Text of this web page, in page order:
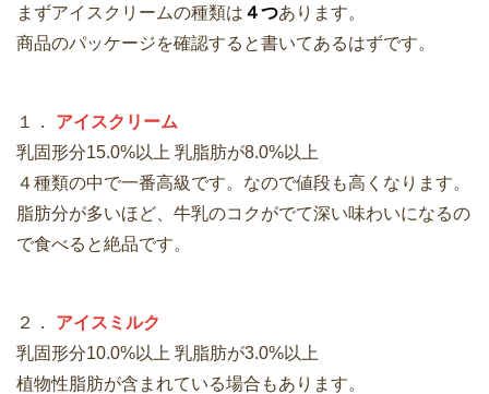
まずアイスクリームの種類は ４つあります。
商品のパッケージを確認すると書いてあるはずです。
１． アイスクリーム
乳固形分15.0%以上 乳脂肪が8.0%以上
４種類の中で一番高級です。なので値段も高くなります。
脂肪分が多いほど、牛乳のコクがでて深い味わいになるの
で食べると絶品です。
２． アイスミルク
乳固形分10.0%以上 乳脂肪が3.0%以上
植物性脂肪が含まれている場合もあります。